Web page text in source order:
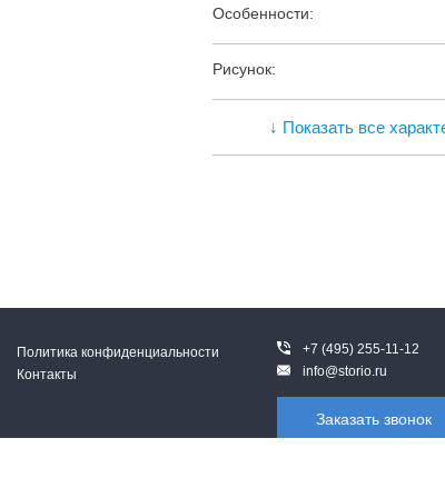
Особенности:
Рисунок:
↓ Показать все
Политика конфиденциальности
Контакты
+7 (495) 255-11-12
info@storio.ru
Заказать звонок